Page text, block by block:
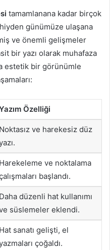
tamamlanana kadar birçok
günümüze ulaşana
ve önemli gelişmeler
bir yazı olarak muhafaza
estetik bir görünümle
Özelliği
Noktasız ve harekesiz düz
Harekeleme ve noktalama
başlandı.
Daha düzenli hat kullanımı
süslemeler eklendi.
Hat sanatı gelişti, el
çoğaldı.